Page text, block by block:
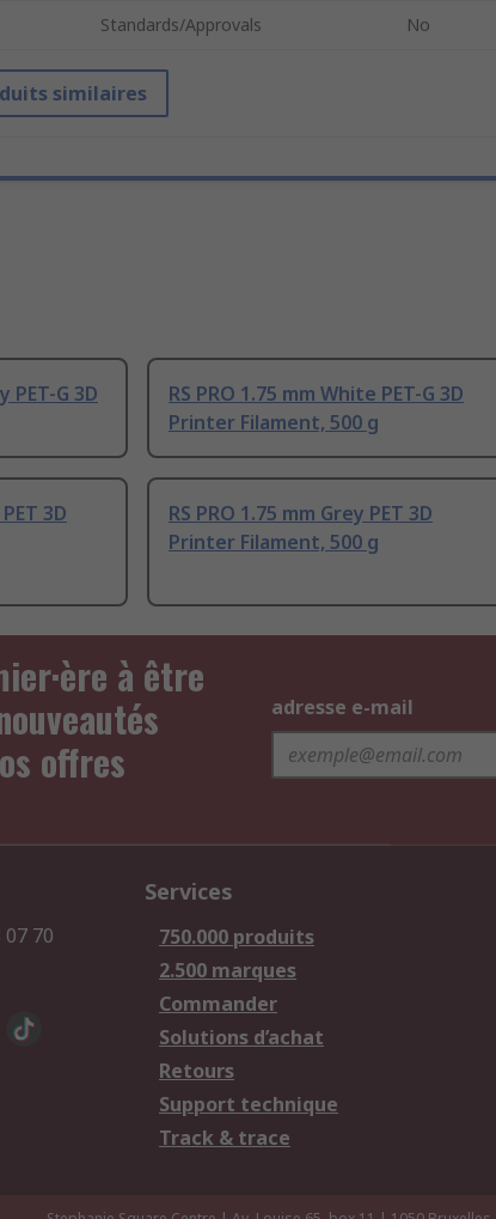
Standards/Approvals No
similaires
PET-G 3D
RS PRO 1.75 mm White PET-G 3D
Printer Filament, 500 g
3D
RS PRO 1.75 mm Grey PET 3D
Printer Filament, 500 g
à être
offres
adresse e-mail
07 70
Services
750.000 produits
2.500 marques
Commander
Solutions d’achat
Retours
Support technique
Track & trace